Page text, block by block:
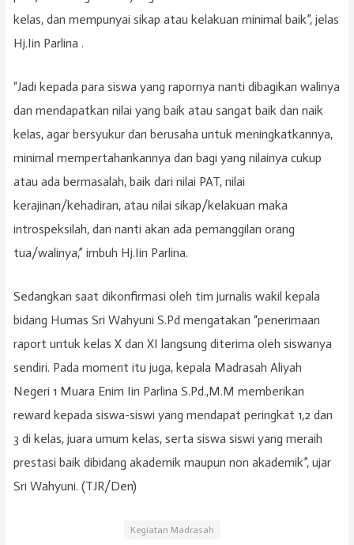
kelas, dan mempunyai sikap atau kelakuan minimal baik”, jelas
Hj.Iin Parlina .
“Jadi kepada para siswa yang rapornya nanti dibagikan walinya
dan mendapatkan nilai yang baik atau sangat baik dan naik
kelas, agar bersyukur dan berusaha untuk meningkatkannya,
minimal mempertahankannya dan bagi yang nilainya cukup
atau ada bermasalah, baik dari nilai PAT, nilai
kerajinan/kehadiran, atau nilai sikap/kelakuan maka
introspeksilah, dan nanti akan ada pemanggilan orang
tua/walinya,” imbuh Hj.Iin Parlina.
Sedangkan saat dikonfirmasi oleh tim jurnalis wakil kepala
bidang Humas Sri Wahyuni S.Pd mengatakan “penerimaan
raport untuk kelas X dan XI langsung diterima oleh siswanya
sendiri. Pada moment itu juga, kepala Madrasah Aliyah
Negeri 1 Muara Enim Iin Parlina S.Pd.,M.M memberikan
reward kepada siswa-siswi yang mendapat peringkat 1,2 dan
3 di kelas, juara umum kelas, serta siswa siswi yang meraih
prestasi baik dibidang akademik maupun non akademik”, ujar
Sri Wahyuni. (TJR/Den)
Kegiatan Madrasah